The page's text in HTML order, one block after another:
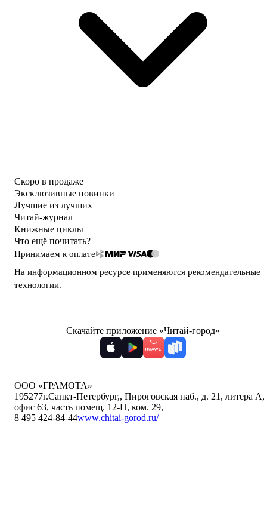
Скоро в продаже
Эксклюзивные новинки
Лучшие из лучших
Читай-журнал
Книжные циклы
Что ещё почитать?
Принимаем к оплате
На информационном ресурсе применяются рекомендательные
технологии.
Скачайте приложение «Читай-город»
ООО «ГРАМОТА»
195277г.Санкт-Петербург,, Пироговская наб., д. 21, литера А,
офис 63, часть помещ. 12-Н, ком. 29,
8 495 424-84-44www.chitai-gorod.ru/